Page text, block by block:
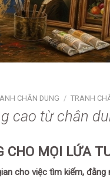
CHÂN DUNG / TRANH
cao từ chân
CHO MỌI LỨA
cho việc tìm kiếm, đằng